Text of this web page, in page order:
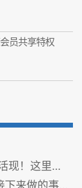
员共享特权
看得目不转睛！